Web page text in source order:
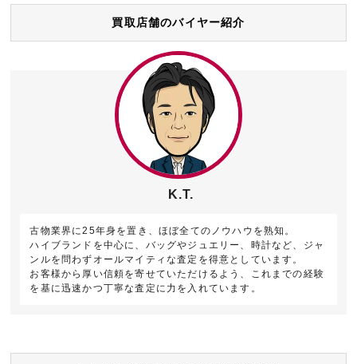
買取店舗のバイヤー紹介
K.T.
古物業界に25年身を置き、ほぼ全てのノウハウを熟知。
ハイブランドを中心に、バッグやジュエリー、時計など、ジャ
ンルを問わずオールマイティな査定を得意としています。
お客様から厚い信頼を寄せていただけるよう、これまでの経験
を基に迅速かつ丁寧な査定に力を入れています。